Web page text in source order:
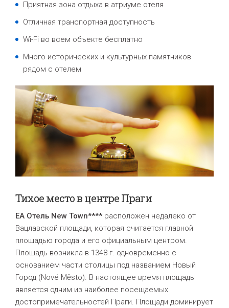
Приятная зона отдыха в атриуме отеля
Отличная транспортная доступность
Wi-Fi во всем объекте бесплатно
Много исторических и культурных памятников
рядом с отелем
Тихое место в центре Праги
EA Отель New Town**** расположен недалеко от
Вацлавской площади, которая считается главной
площадью города и его официальным центром.
Площадь возникла в 1348 г. одновременно с
основанием части столицы под названием Новый
Город (Nové Městо). В настоящее время площадь
является одним из наиболее посещаемых
достопримечательностей Праги. Площади доминирует